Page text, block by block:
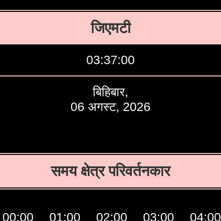
जिएमटी
03:37:01
बिहिबार,
06 अगस्ट, 2026
समय क्षेत्र परिवर्तनकार
00:00 01:00 02:00 03:00 04:00